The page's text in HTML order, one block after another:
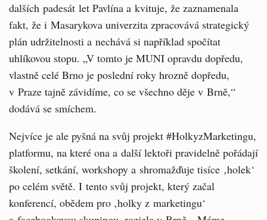
dalších padesát let Pavlína a kvituje, že zaznamenala
fakt, že i Masarykova univerzita zpracovává strategický
plán udržitelnosti a nechává si například spočítat
uhlíkovou stopu. „V tomto je MUNI opravdu dopředu,
vlastně celé Brno je poslední roky hrozně dopředu,
v Praze tajně závidíme, co se všechno děje v Brně,“
dodává se smíchem.
Nejvíce je ale pyšná na svůj projekt #HolkyzMarketingu,
platformu, na které ona a další lektoři pravidelně pořádají
školení, setkání, workshopy a shromažďuje tisíce ‚holek‘
po celém světě. I tento svůj projekt, který začal
konferencí, obědem pro ‚holky z marketingu‘